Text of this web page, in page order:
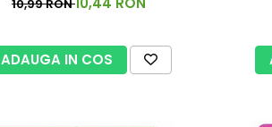
10,99 RON
ADAUGA IN COS